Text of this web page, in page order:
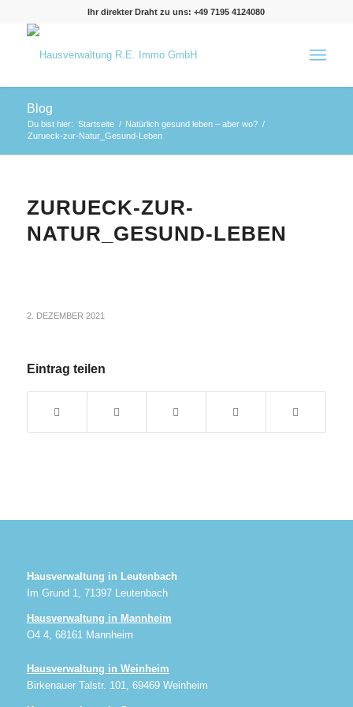
Ihr direkter Draht zu uns: +49 7195 4124080
Blog
Du bist hier: Startseite / Natürlich gesund leben – aber wo? /
Zurueck-zur-Natur_Gesund-Leben
ZURUECK-ZUR-
NATUR_GESUND-LEBEN
2. DEZEMBER 2021
Eintrag teilen
Hausverwaltung in Leutenbach
Im Grund 1, 71397 Leutenbach
Hausverwaltung in Mannheim
O4 4, 68161 Mannheim
Hausverwaltung in Weinheim
Birkenauer Talstr. 101, 69469 Weinheim